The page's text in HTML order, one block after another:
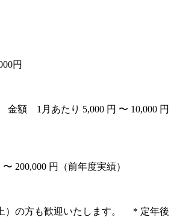
円
金額 1月あたり 5,000 円 〜 10,000 円
200,000 円（前年度実績）
）の方も歓迎いたします。 ＊定年後